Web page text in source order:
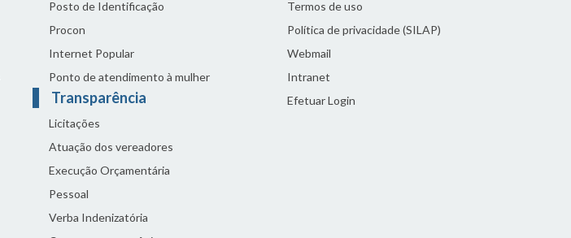
Posto de Identificação
Procon
Internet Popular
Ponto de atendimento à mulher
Transparência
Licitações
Atuação dos vereadores
Execução Orçamentária
Pessoal
Verba Indenizatória
Termos de uso
Política de privacidade (SILAP)
Webmail
Intranet
Efetuar Login